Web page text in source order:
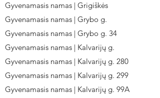
Gyvenamasis namas | Grigiškės
Gyvenamasis namas | Grybo g.
Gyvenamasis namas | Grybo g. 34
Gyvenamasis namas | Kalvarijų g.
Gyvenamasis namas | Kalvarijų g. 280
Gyvenamasis namas | Kalvarijų g. 299
Gyvenamasis namas | Kalvarijų g. 99A